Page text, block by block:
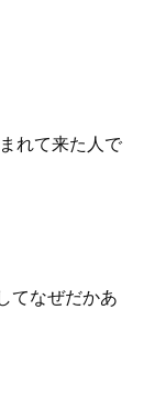
れて来た人で
てなぜだかあ